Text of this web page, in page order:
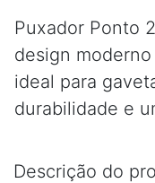
Puxador Ponto
design
ideal para
durabilidade e
Descrição do